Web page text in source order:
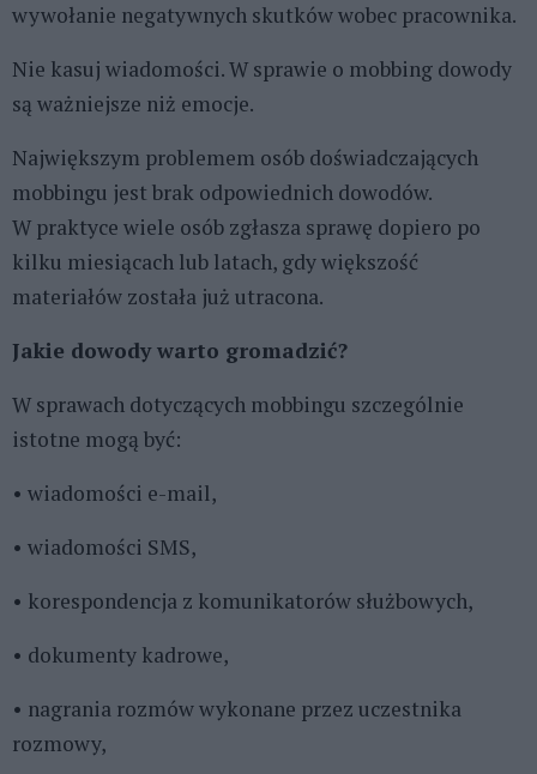
wywołanie negatywnych skutków wobec pracownika.
Nie kasuj wiadomości. W sprawie o mobbing dowody
są ważniejsze niż emocje.
Największym problemem osób doświadczających
mobbingu jest brak odpowiednich dowodów.
W praktyce wiele osób zgłasza sprawę dopiero po
kilku miesiącach lub latach, gdy większość
materiałów została już utracona.
Jakie dowody warto gromadzić?
W sprawach dotyczących mobbingu szczególnie
istotne mogą być:
• wiadomości e-mail,
• wiadomości SMS,
• korespondencja z komunikatorów służbowych,
• dokumenty kadrowe,
• nagrania rozmów wykonane przez uczestnika
rozmowy,